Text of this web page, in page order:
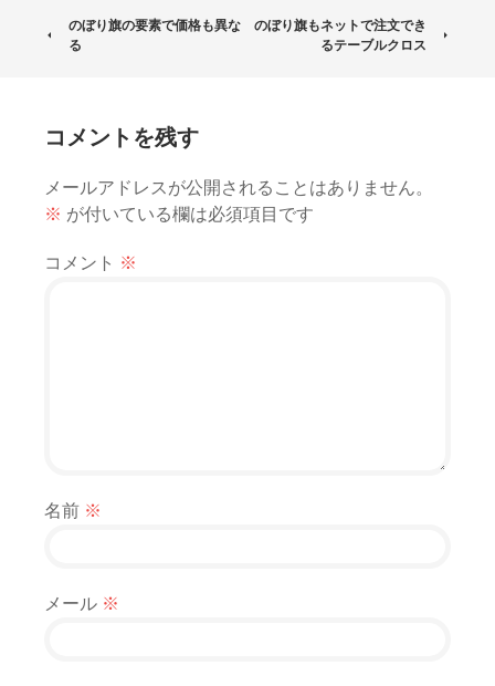
投
ナ
ビ
ゲ
ー
のぼり旗の要素で価格も異な
る
のぼり旗もネットで注文でき
るテーブルクロス
コメントを残す
メールアドレスが公開されることはありません。
※ が付いている欄は必須項目です
コメント ※
名前 ※
メール ※